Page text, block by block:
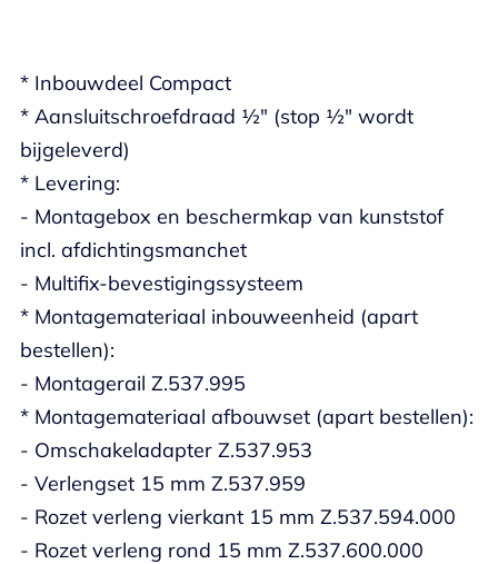
* Inbouwdeel Compact
* Aansluitschroefdraad ½" (stop ½" wordt
bijgeleverd)
* Levering:
- Montagebox en beschermkap van kunststof
incl. afdichtingsmanchet
- Multifix-bevestigingssysteem
* Montagemateriaal inbouweenheid (apart
bestellen):
- Montagerail Z.537.995
* Montagemateriaal afbouwset (apart bestellen):
- Omschakeladapter Z.537.953
- Verlengset 15 mm Z.537.959
- Rozet verleng vierkant 15 mm Z.537.594.000
- Rozet verleng rond 15 mm Z.537.600.000